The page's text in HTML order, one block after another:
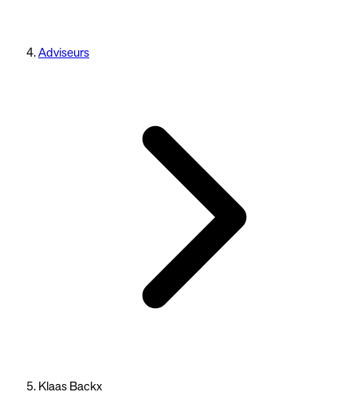
Adviseurs
Klaas Backx